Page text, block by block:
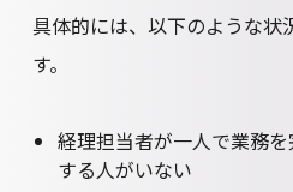
具体的には、以下のような状
す。
経理担当者が一人で業務
する人がいない